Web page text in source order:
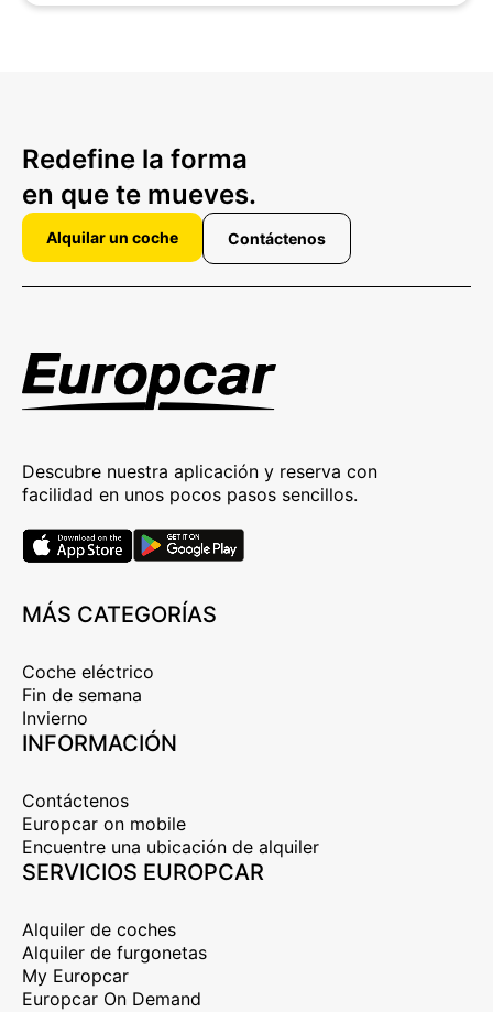
Redefine la forma
en que te mueves.
Alquilar un coche Contáctenos
Descubre nuestra aplicación y reserva con
facilidad en unos pocos pasos sencillos.
MÁS CATEGORÍAS
Coche eléctrico
Fin de semana
Invierno
INFORMACIÓN
Contáctenos
Europcar on mobile
Encuentre una ubicación de alquiler
SERVICIOS EUROPCAR
Alquiler de coches
Alquiler de furgonetas
My Europcar
Europcar On Demand